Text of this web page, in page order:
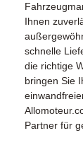
Ihnen
schnelle
die richtige
bringen Sie
Partner für